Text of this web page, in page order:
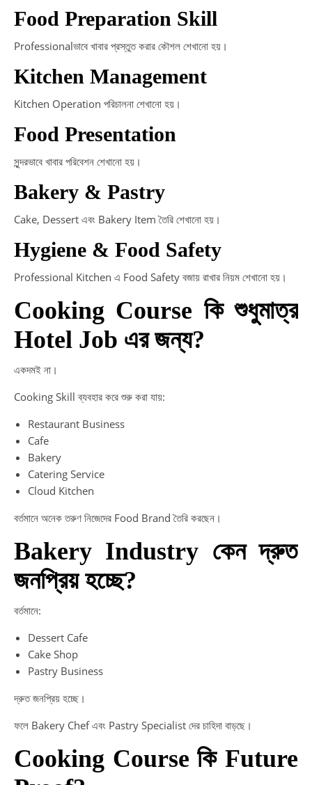
Food Preparation Skill
Professionalভাবে খাবার প্রস্তুত করার কৌশল শেখানো হয়।
Kitchen Management
Kitchen Operation পরিচালনা শেখানো হয়।
Food Presentation
সুন্দরভাবে খাবার পরিবেশন শেখানো হয়।
Bakery & Pastry
Cake, Dessert এবং Bakery Item তৈরি শেখানো হয়।
Hygiene & Food Safety
Professional Kitchen এ Food Safety বজায় রাখার নিয়ম শেখানো হয়।
Cooking Course কি শুধুমাত্র
Hotel Job এর জন্য?
একদমই না।
Cooking Skill ব্যবহার করে শুরু করা যায়:
Restaurant Business
Cafe
Bakery
Catering Service
Cloud Kitchen
বর্তমানে অনেক তরুণ নিজেদের Food Brand তৈরি করছেন।
Bakery Industry কেন দ্রুত
জনপ্রিয় হচ্ছে?
বর্তমানে:
Dessert Cafe
Cake Shop
Pastry Business
দ্রুত জনপ্রিয় হচ্ছে।
ফলে Bakery Chef এবং Pastry Specialist দের চাহিদা বাড়ছে।
Cooking Course কি Future